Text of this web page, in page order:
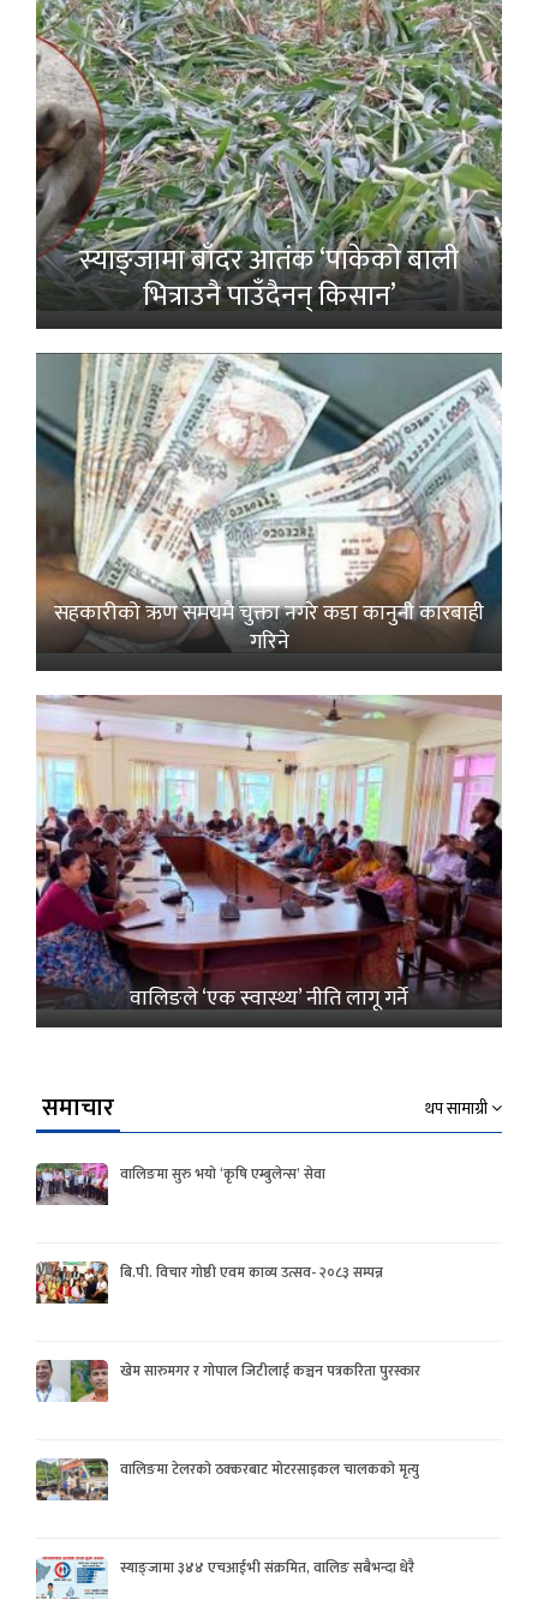
स्याङ्जामा बाँदर आतंक ‘पाकेको बाली
भित्राउनै पाउँदैनन् किसान’
सहकारीको ऋण समयमै चुक्ता नगरे कडा कानुनी कारबाही
गरिने
वालिङले ‘एक स्वास्थ्य’ नीति लागू गर्ने
समाचार थप सामाग्री
वालिङमा सुरु भयो ‘कृषि एम्बुलेन्स’ सेवा
बि.पी. विचार गोष्ठी एवम काव्य उत्सव- २०८३ सम्पन्न
खेम सारुमगर र गोपाल जिटीलाई कञ्चन पत्रकरिता पुरस्कार
वालिङमा टेलरको ठक्करबाट मोटरसाइकल चालकको मृत्यु
स्याङ्जामा ३४४ एचआईभी संक्रमित, वालिङ सबैभन्दा धेरै